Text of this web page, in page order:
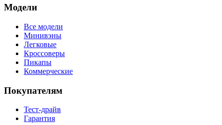
Модели
Все модели
Минивэны
Легковые
Кроссоверы
Пикапы
Коммерческие
Покупателям
Тест-драйв
Гарантия